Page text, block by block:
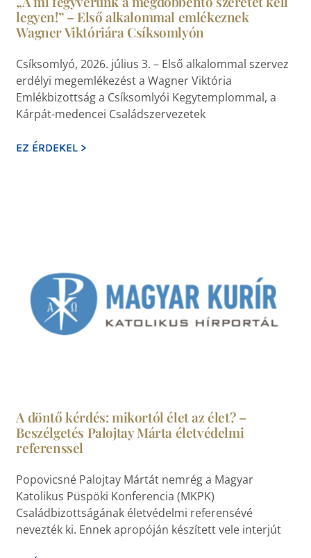
legyen!” – Első alkalommal emlékeznek
Wagner Viktóriára Csíksomlyón
Csíksomlyó, 2026. július 3. – Első alkalommal szervez
erdélyi megemlékezést a Wagner Viktória
Emlékbizottság a Csíksomlyói Kegytemplommal, a
Kárpát-medencei Családszervezetek
EZ ÉRDEKEL >
A döntő kérdés: mikortól élet az élet? –
Beszélgetés Palojtay Márta életvédelmi
referenssel
Popovicsné Palojtay Mártát nemrég a Magyar
Katolikus Püspöki Konferencia (MKPK)
Családbizottságának életvédelmi referensévé
nevezték ki. Ennek apropóján készített vele interjút